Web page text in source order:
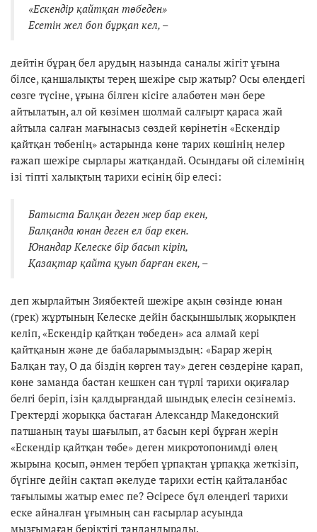
«Ескендір қайтқан төбеден»
Есетін жел боп бұрқап кел, –
дейтін бұраң бел арудың назында саналы жігіт ұғына
білсе, қаншалықты терең шежіре сыр жатыр? Осы өлеңдегі
сөзге түсіне, ұғына білген кісіге алабөтен мән бере
айтылатын, ал ой көзімен шолмай салғырт қараса жай
айтыла салған мағынасыз сөздей көрінетін «Ескендір
қайтқан төбенің» астарында көне тарих көшінің нелер
ғажап шежіре сырлары жатқандай. Осындағы ой сілемінің
ізі тіпті халықтың тарихи есінің бір елесі:
Батыста Балқан деген жер бар екен,
Балқанда юнан деген ел бар екен.
Юнандар Келеске бір басып кіріп,
Қазақтар қайта қуып барған екен, –
деп жырлайтын Зиябектей шежіре ақын сөзінде юнан
(грек) жұртының Келеске дейін басқыншылық жорықпен
келіп, «Ескендір қайтқан төбеден» аса алмай кері
қайтқанын және де бабаларымыздың: «Барар жерің
Балқан тау, О да біздің көрген тау» деген сөздеріне қарап,
көне заманда бастан кешкен сан түрлі тарихи оқиғалар
белгі беріп, ізін қалдырғандай шындық елесін сезінеміз.
Гректерді жорыққа бастаған Александр Македонский
патшаның тауы шағылып, ат басын кері бұрған жерін
«Ескендір қайтқан төбе» деген микротопонимді өлең
жырына қосып, әнмен тербеп ұрпақтан ұрпаққа жеткізіп,
бүгінге дейін сақтап әкелуде тарихи естің қайталанбас
тағылымы жатыр емес пе? Әсіресе бұл өлеңдегі тарихи
еске айналған ұғымның сан ғасырлар асуында
мызғымаған беріктігі таңдандырады.